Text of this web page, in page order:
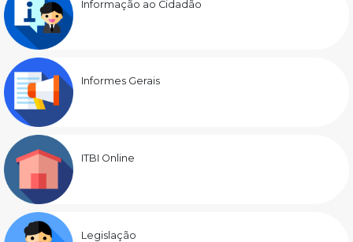
Informação ao Cidadão
Informes Gerais
ITBI Online
Legislação